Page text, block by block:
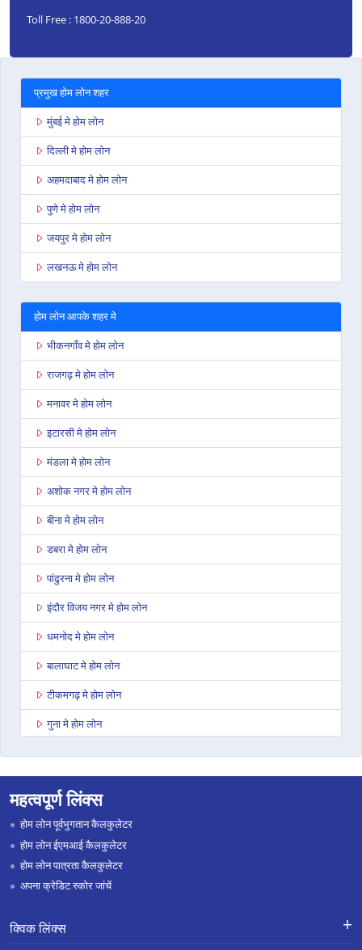
Toll Free : 1800-20-888-20
प्रमुख होम लोन शहर
मुंबई मे होम लोन
दिल्ली मे होम लोन
अहमदाबाद मे होम लोन
पुणे मे होम लोन
जयपुर मे होम लोन
लखनऊ मे होम लोन
होम लोन आपके शहर मे
भीकनगाँव मे होम लोन
राजगढ़ मे होम लोन
मनावर मे होम लोन
इटारसी मे होम लोन
मंडला मे होम लोन
अशोक नगर मे होम लोन
बीना मे होम लोन
डबरा मे होम लोन
पांढुरना मे होम लोन
इंदौर विजय नगर मे होम लोन
धमनोद मे होम लोन
बालाघाट मे होम लोन
टीकमगढ़ मे होम लोन
गुना मे होम लोन
सिंगरौली मे होम लोन
शाहडोल मे होम लोन
छत्तरपुरी मे होम लोन
बुरहानपुर मे होम लोन
महत्वपूर्ण लिंक्स
होम लोन पूर्वभुगतान कैलकुलेटर
होम लोन ईएमआई कैलकुलेटर
होम लोन पात्रता कैलकुलेटर
अपना क्रेडिट स्कोर जांचें
क्विक लिंक्स